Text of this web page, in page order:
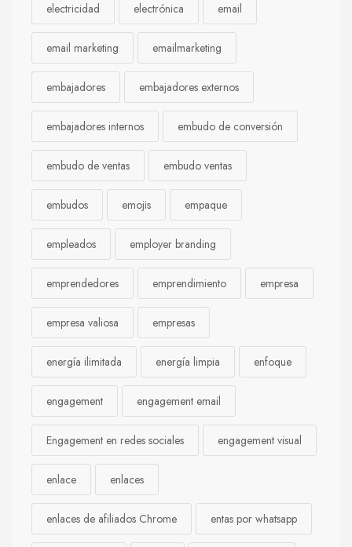
electricidad electrónica email
email marketing emailmarketing
embajadores embajadores externos
embajadores internos embudo de conversión
embudo de ventas embudo ventas
embudos emojis empaque
empleados employer branding
emprendedores emprendimiento empresa
empresa valiosa empresas
energía ilimitada energía limpia enfoque
engagement engagement email
Engagement en redes sociales engagement visual
enlace enlaces
enlaces de afiliados Chrome entas por whatsapp